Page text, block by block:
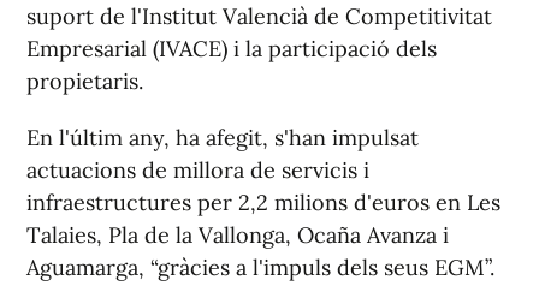
suport de l'Institut Valencià de Competitivitat
Empresarial (IVACE) i la participació dels
propietaris.
En l'últim any, ha afegit, s'han impulsat
actuacions de millora de servicis i
infraestructures per 2,2 milions d'euros en Les
Talaies, Pla de la Vallonga, Ocaña Avanza i
Aguamarga, “gràcies a l'impuls dels seus EGM”.